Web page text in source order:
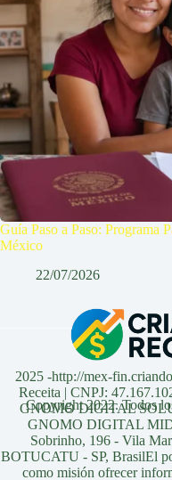
Guía Paso a Paso: Programa
México
22/07/2026
Copyright 2022. Todos
2025 -http://mex-
Receita | CNPJ:
GNOMO DIGITAL
GNOMO DIGITAL
Sobrinho, 196 - Vila
BOTUCATU - SP, BrasilEl
como misión ofrecer